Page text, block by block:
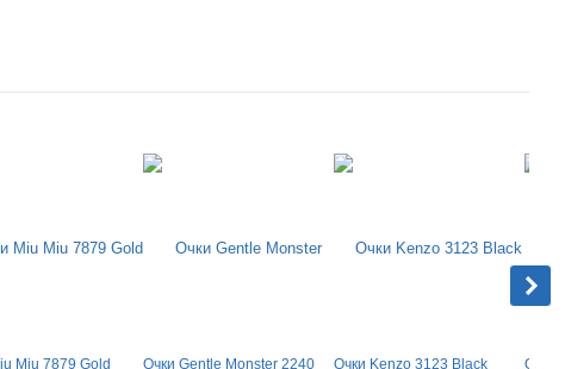
Miu 7879 Gold Очки Gentle Monster 2240 Очки Kenzo 3123 Black Очки